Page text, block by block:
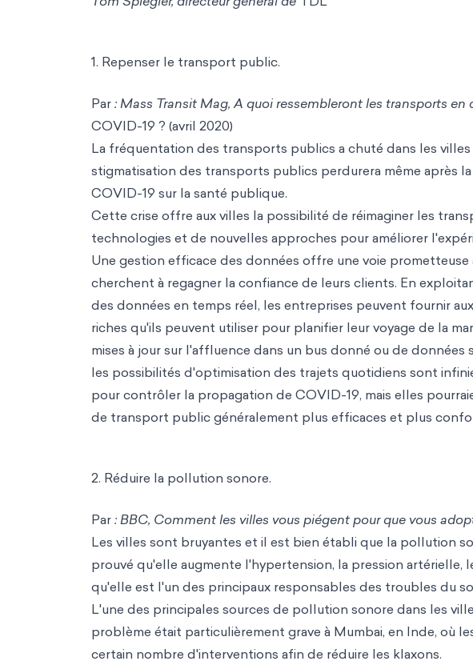
1. Repenser le transport public.
Par: Mass Transit Mag, A quoi ressembleront les transports
COVID-19 ? (avril 2020)
La fréquentation des transports publics a chuté dans les
stigmatisation des transports publics perdurera même après
COVID-19 sur la santé publique.
Cette crise offre aux villes la possibilité de réimaginer les
technologies et de nouvelles approches pour améliorer
Une gestion efficace des données offre une voie
cherchent à regagner la confiance de leurs clients. En
des données en temps réel, les entreprises peuvent fournir
riches qu'ils peuvent utiliser pour planifier leur voyage de la
mises à jour sur l'affluence dans un bus donné ou de
les possibilités d'optimisation des trajets quotidiens sont
pour contrôler la propagation de COVID-19, mais elles
de transport public généralement plus efficaces et plus
2. Réduire la pollution sonore.
Par: BBC, Comment les villes vous piégent pour que vous
Les villes sont bruyantes et il est bien établi que la pollution
prouvé qu'elle augmente l'hypertension, la pression artérielle,
qu'elle est l'un des principaux responsables des troubles du
L'une des principales sources de pollution sonore dans les
problème était particulièrement grave à Mumbai, en Inde, où
certain nombre d'interventions afin de réduire les klaxons.